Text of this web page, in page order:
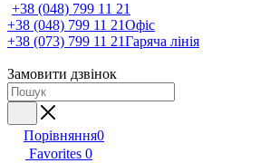
+38 (048) 799 11 21
+38 (048) 799 11 21Офіс
+38 (073) 799 11 21Гаряча лінія
Замовити дзвінок
Порівняння0
Favorites 0